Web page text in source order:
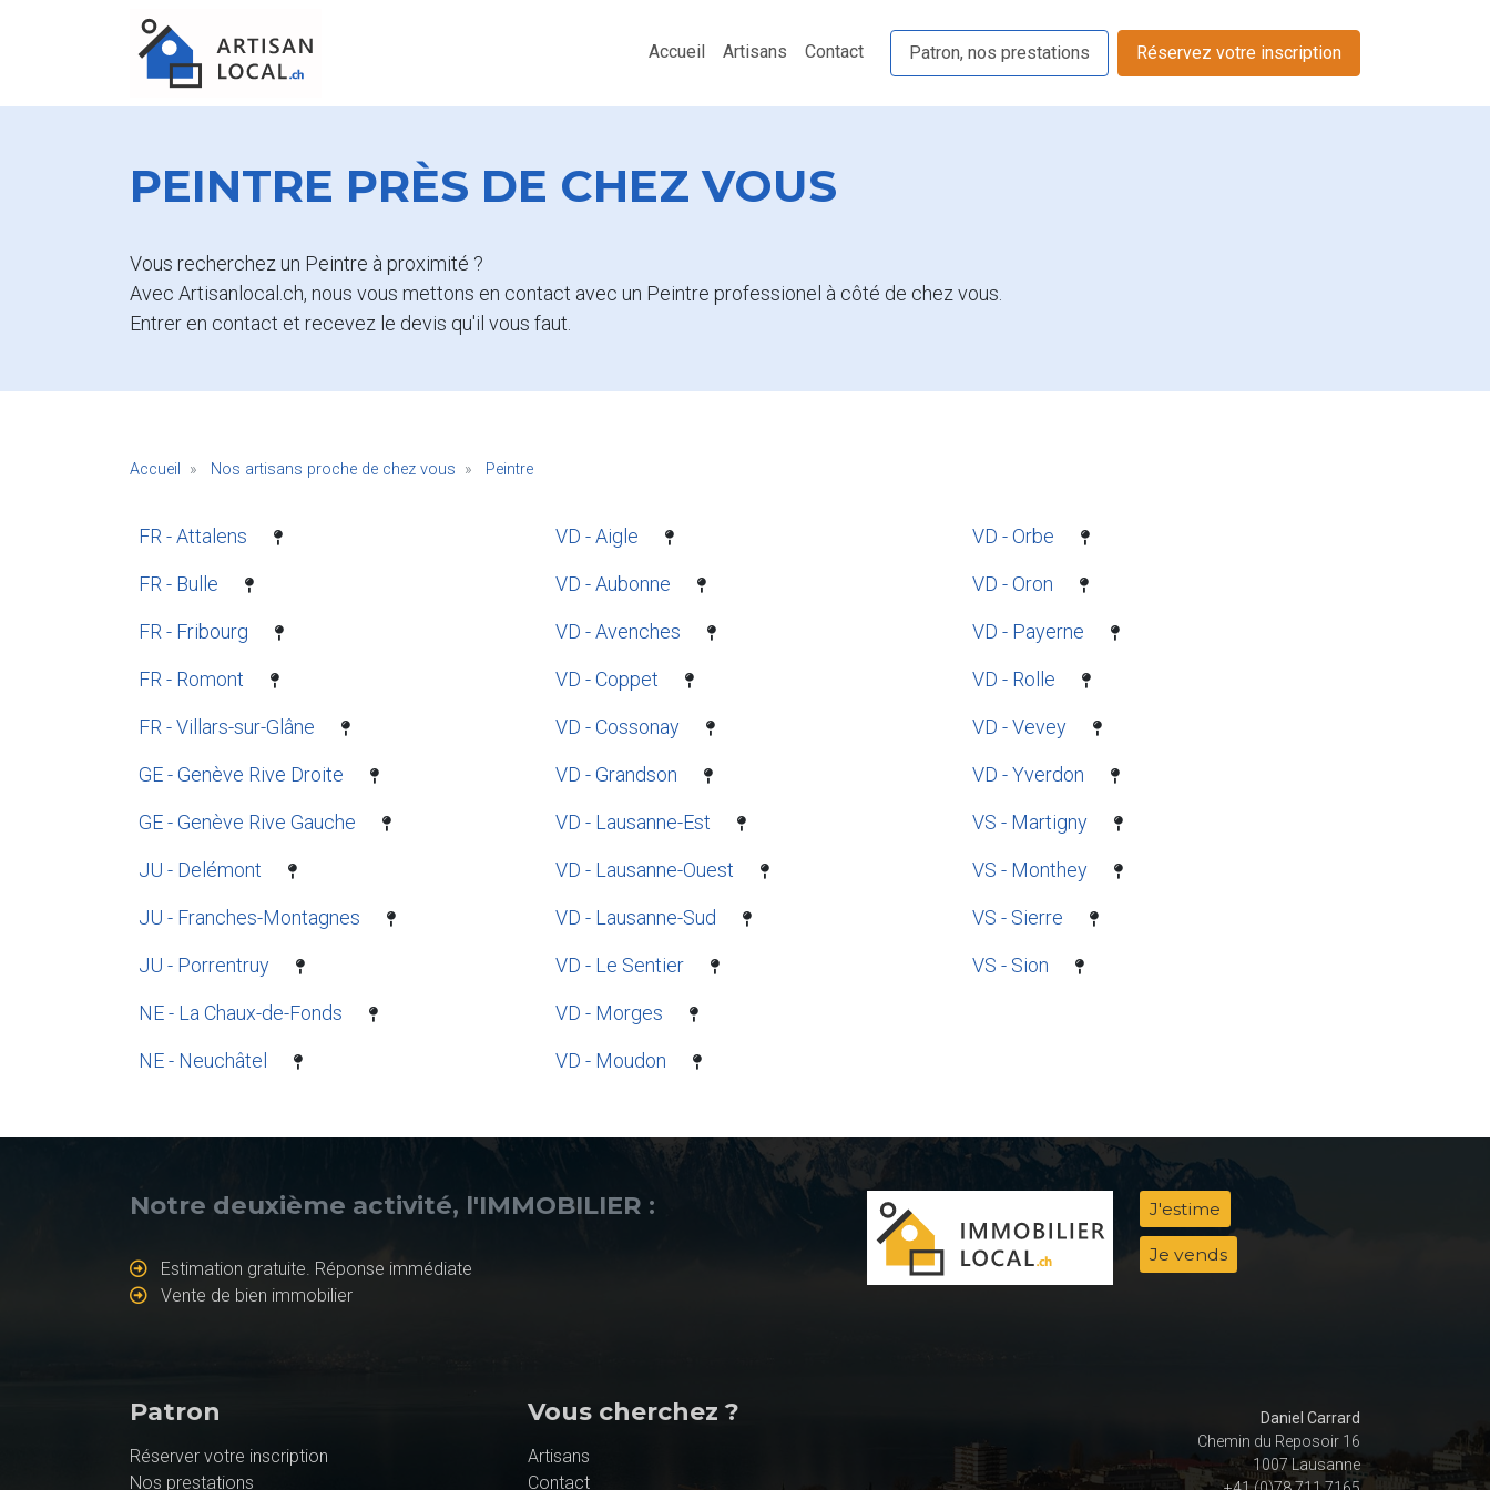
Accueil Artisans Contact Patron, nos prestations Réservez votre inscription
PEINTRE PRÈS DE CHEZ VOUS
Vous recherchez un Peintre à proximité ?
Avec Artisanlocal.ch, nous vous mettons en contact avec un Peintre professionel à côté de chez vous.
Entrer en contact et recevez le devis qu'il vous faut.
Accueil Nos artisans proche de chez vous Peintre
FR - Attalens
FR - Bulle
FR - Fribourg
FR - Romont
FR - Villars-sur-Glâne
GE - Genève Rive Droite
GE - Genève Rive Gauche
JU - Delémont
JU - Franches-Montagnes
JU - Porrentruy
NE - La Chaux-de-Fonds
NE - Neuchâtel
VD - Aigle
VD - Aubonne
VD - Avenches
VD - Coppet
VD - Cossonay
VD - Grandson
VD - Lausanne-Est
VD - Lausanne-Ouest
VD - Lausanne-Sud
VD - Le Sentier
VD - Morges
VD - Moudon
VD - Orbe
VD - Oron
VD - Payerne
VD - Rolle
VD - Vevey
VD - Yverdon
VS - Martigny
VS - Monthey
VS - Sierre
VS - Sion
Notre deuxième activité, l'IMMOBILIER :
Estimation gratuite. Réponse immédiate
Vente de bien immobilier
J'estime
Je vends
Patron
Réserver votre inscription
Nos prestations
Vous cherchez ?
Artisans
Contact
Daniel Carrard
Chemin du Reposoir 16
1007 Lausanne